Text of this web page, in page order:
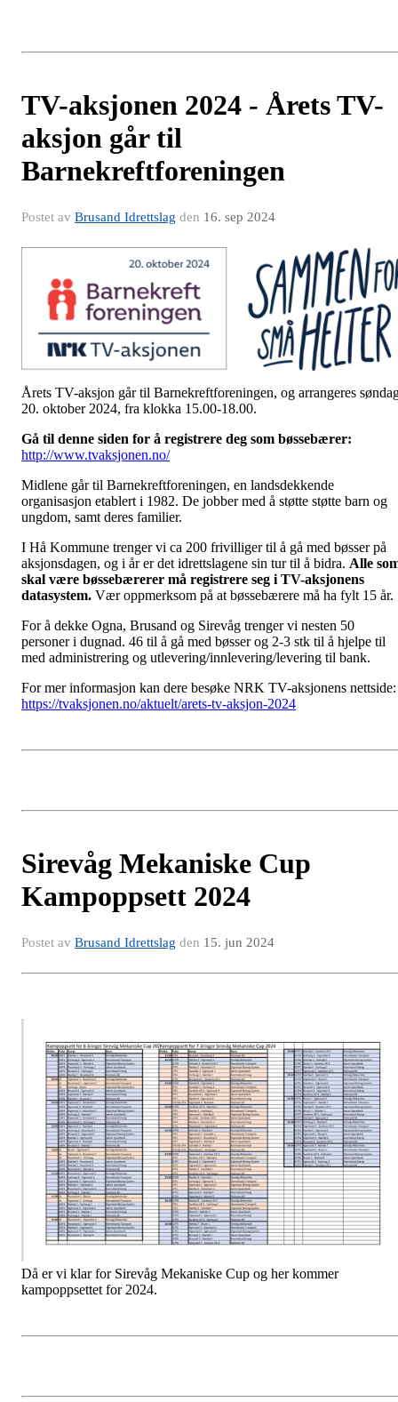
TV-aksjonen 2024 - Årets TV-
aksjon går til
Barnekreftforeningen
Postet av Brusand Idrettslag den 16. sep 2024
Årets TV-aksjon går til Barnekreftforeningen, og arrangeres
20. oktober 2024, fra klokka 15.00-18.00.
Gå til denne siden for å registrere deg som bøssebærer:
http://www.tvaksjonen.no/
Midlene går til Barnekreftforeningen, en landsdekkende
organisasjon etablert i 1982. De jobber med å støtte støtte barn og
ungdom, samt deres familier.
I Hå Kommune trenger vi ca 200 frivilliger til å gå med bøsser på
aksjonsdagen, og i år er det idrettslagene sin tur til å bidra. Alle
skal være bøssebærerer må registrere seg i TV-aksjonens
datasystem. Vær oppmerksom på at bøssebærere må ha fylt 15 år.
For å dekke Ogna, Brusand og Sirevåg trenger vi nesten 50
personer i dugnad. 46 til å gå med bøsser og 2-3 stk til å hjelpe til
med administrering og utlevering/innlevering/levering til bank.
For mer informasjon kan dere besøke NRK TV-aksjonens nettside:
https://tvaksjonen.no/aktuelt/arets-tv-aksjon-2024
Sirevåg Mekaniske Cup
Kampoppsett 2024
Postet av Brusand Idrettslag den 15. jun 2024
Då er vi klar for Sirevåg Mekaniske Cup og her kommer
kampoppsettet for 2024.